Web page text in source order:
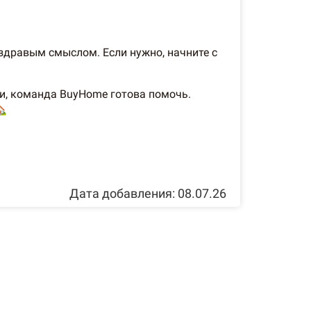
смыслом. Если нужно, начните с
команда BuyHome готова помочь.
Дата добавления: 08.07.26